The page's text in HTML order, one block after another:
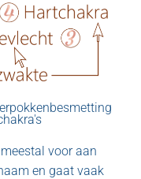
voor aan
en gaat vaak